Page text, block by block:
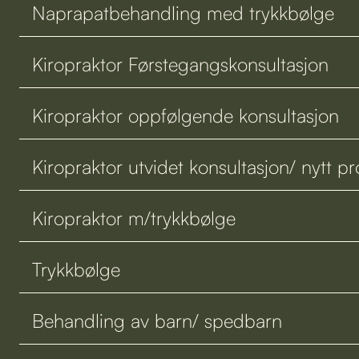
Naprapatbehandling med trykkbølge
Kiropraktor Førstegangskonsultasjon
Kiropraktor oppfølgende konsultasjon
Kiropraktor utvidet konsultasjon/ nytt
Kiropraktor m/trykkbølge
Trykkbølge
Behandling av barn/ spedbarn